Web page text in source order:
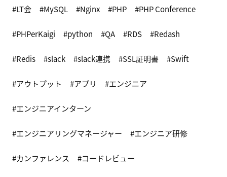
LT会 MySQL Nginx PHP PHP Conference
PHPerKaigi python QA RDS Redash
Redis slack slack連携 SSL証明書 Swift
アウトプット アプリ エンジニア
エンジニアインターン
エンジニアリングマネージャー エンジニア研修
カンファレンス コードレビュー